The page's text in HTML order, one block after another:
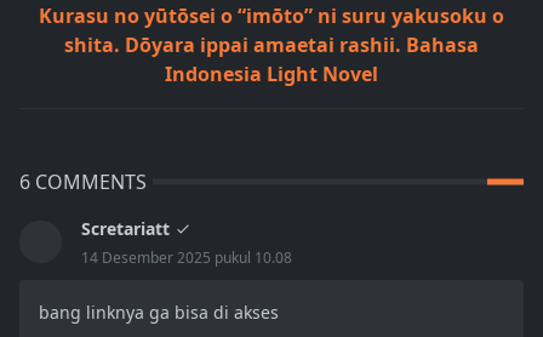
Kurasu no yūtōsei o “imōto” ni suru yakusoku o
shita. Dōyara ippai amaetai rashii. Bahasa
Indonesia Light Novel
6 COMMENTS
Scretariatt
14 Desember 2025 pukul 10.08
bang linknya ga bisa di akses